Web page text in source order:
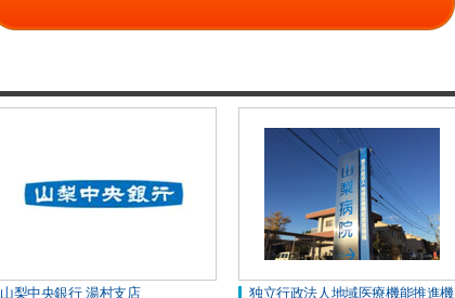
山梨中央銀行 湯村支店
独立行政法人地域医療機能推進機